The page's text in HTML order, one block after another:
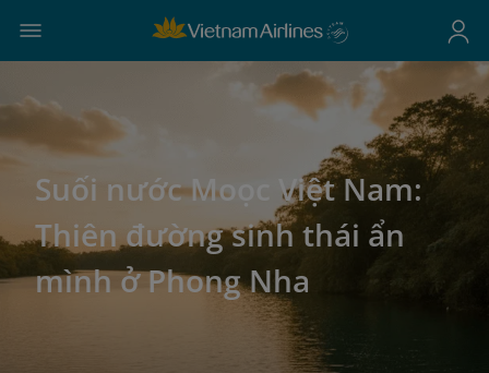
Suối nước Moọc Việt Nam:
Thiên đường sinh thái ẩn
mình ở Phong Nha